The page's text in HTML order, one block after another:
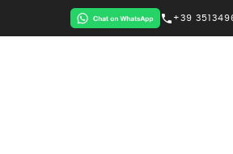
call +39